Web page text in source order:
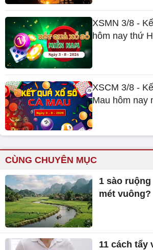
XSMN 3/8 -
hôm nay thứ
XSCM 3/8 -
Mau hôm nay
CÙNG CHUYÊN MỤC
1 sào
mét vuông?
11 cách tẩy